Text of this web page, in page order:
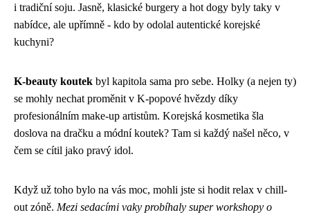
i tradiční soju. Jasně, klasické burgery a hot dogy byly taky v
nabídce, ale upřímně - kdo by odolal autentické korejské
kuchyni?
K-beauty koutek byl kapitola sama pro sebe. Holky (a nejen ty)
se mohly nechat proměnit v K-popové hvězdy díky
profesionálním make-up artistům. Korejská kosmetika šla
doslova na dračku a módní koutek? Tam si každý našel něco, v
čem se cítil jako pravý idol.
Když už toho bylo na vás moc, mohli jste si hodit relax v chill-
out zóně. Mezi sedacími vaky probíhaly super workshopy o